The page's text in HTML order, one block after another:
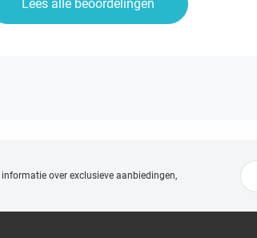
Lees alle beoordelingen
informatie over exclusieve aanbiedingen,